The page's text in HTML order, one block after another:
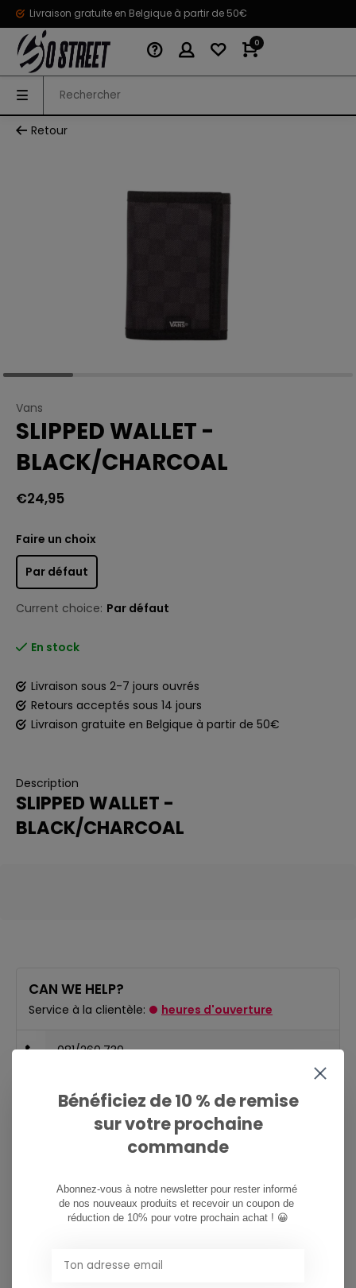
Livraison gratuite en Belgique à partir de 50€
0
Retour
Vans
SLIPPED WALLET -
BLACK/CHARCOAL
€24,95
Faire un choix
Par défaut
Current choice: Par défaut
En stock
Livraison sous 2-7 jours ouvrés
Retours acceptés sous 14 jours
Livraison gratuite en Belgique à partir de 50€
Description
SLIPPED WALLET -
BLACK/CHARCOAL
CAN WE HELP?
Service à la clientèle: heures d'ouverture
081/260.730
info@ostreet.be
PARTAGER CE PRODUIT
You might also like...
TU POURRAIS AUSSI AIMER...
Bénéficiez de 10 % de remise
sur votre prochaine
commande
Abonnez-vous à notre newsletter pour rester informé
de nos nouveaux produits et recevoir un coupon de
réduction de 10% pour votre prochain achat ! 😀